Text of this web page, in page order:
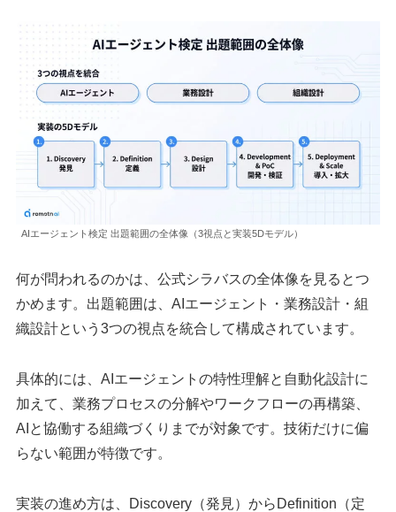
AIエージェント検定 出題範囲の全体像（3視点と実装5Dモデル）
何が問われるのかは、公式シラバスの全体像を見るとつ
かめます。出題範囲は、AIエージェント・業務設計・組
織設計という3つの視点を統合して構成されています。
具体的には、AIエージェントの特性理解と自動化設計に
加えて、業務プロセスの分解やワークフローの再構築、
AIと協働する組織づくりまでが対象です。技術だけに偏
らない範囲が特徴です。
実装の進め方は、Discovery（発見）からDefinition（定